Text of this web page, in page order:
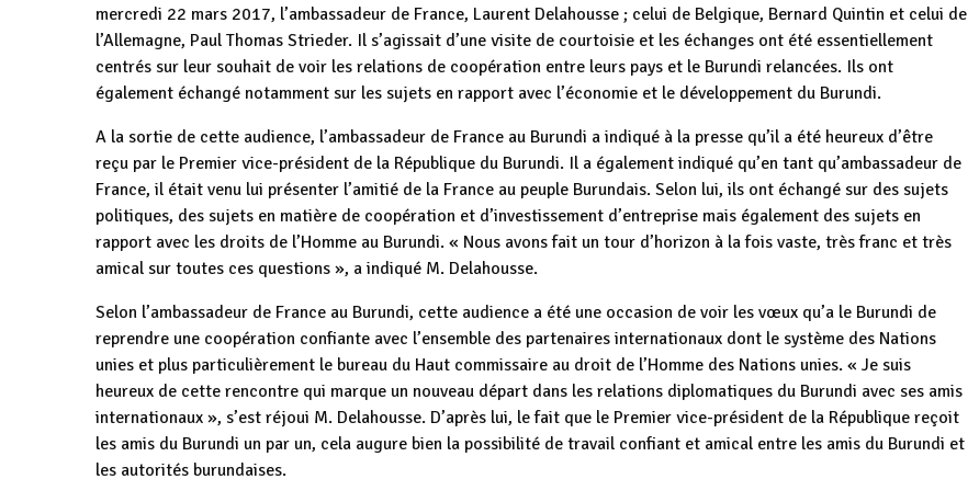
mercredi 22 mars 2017, l’ambassadeur de France, Laurent Delahousse ; celui de Belgique, Bernard Quintin et celui de
l’Allemagne, Paul Thomas Strieder. Il s’agissait d’une visite de courtoisie et les échanges ont été essentiellement
centrés sur leur souhait de voir les relations de coopération entre leurs pays et le Burundi relancées. Ils ont
également échangé notamment sur les sujets en rapport avec l’économie et le développement du Burundi.
A la sortie de cette audience, l’ambassadeur de France au Burundi a indiqué à la presse qu’il a été heureux d’être
reçu par le Premier vice-président de la République du Burundi. Il a également indiqué qu’en tant qu’ambassadeur de
France, il était venu lui présenter l’amitié de la France au peuple Burundais. Selon lui, ils ont échangé sur des sujets
politiques, des sujets en matière de coopération et d’investissement d’entreprise mais également des sujets en
rapport avec les droits de l’Homme au Burundi. « Nous avons fait un tour d’horizon à la fois vaste, très franc et très
amical sur toutes ces questions », a indiqué M. Delahousse.
Selon l’ambassadeur de France au Burundi, cette audience a été une occasion de voir les vœux qu’a le Burundi de
reprendre une coopération confiante avec l’ensemble des partenaires internationaux dont le système des Nations
unies et plus particulièrement le bureau du Haut commissaire au droit de l’Homme des Nations unies. « Je suis
heureux de cette rencontre qui marque un nouveau départ dans les relations diplomatiques du Burundi avec ses amis
internationaux », s’est réjoui M. Delahousse. D’après lui, le fait que le Premier vice-président de la République reçoit
les amis du Burundi un par un, cela augure bien la possibilité de travail confiant et amical entre les amis du Burundi et
les autorités burundaises.